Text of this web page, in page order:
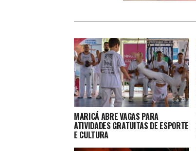
MARICÁ ABRE VAGAS PARA
ATIVIDADES GRATUITAS DE ESPORTE
E CULTURA